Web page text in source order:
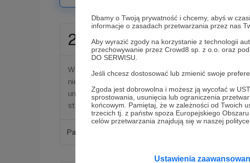
Dbamy o Twoją prywatność i chcemy, abyś w
informacje o zasadach przetwarzania przez nas
Aby wyrazić zgody na korzystanie z technologii
przechowywanie przez Crowd8 sp. z o.o. oraz
DO SERWISU.
Jeśli chcesz dostosować lub zmienić swoje
Zgoda jest dobrowolna i możesz ją wycofać w
sprostowania, usunięcia lub ograniczenia
końcowym. Pamiętaj, że w zależności od Twoich
trzecich tj. z państw spoza Europejskiego
celów przetwarzania znajdują się w naszej
Ustawienia
20 zł miesięcznie
W ramach tego progu o naszej wdzięczności wobec
nie tylko Pan Bóg na naszych Mszach, ale i reszta
umieścimy Twoje imię i nazwisko (jeśli się na to
stronie www w zakładce "wspierający".
Patroni: 0